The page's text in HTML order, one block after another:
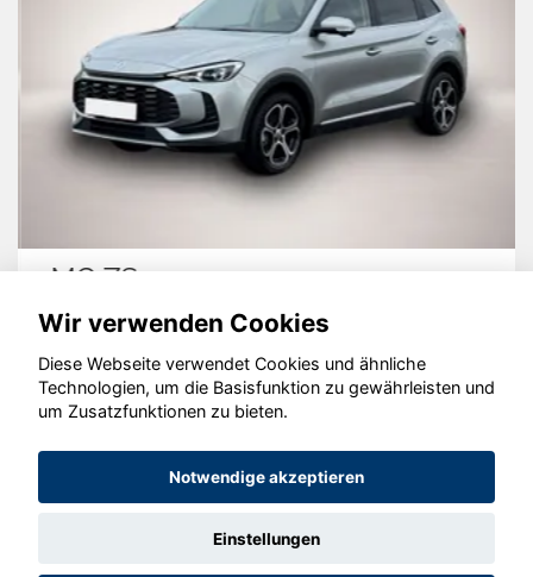
MG ZS
© konjunkturmotor.de GmbH 2020 - 2026
Wir verwenden Cookies
Diese Webseite verwendet Cookies und ähnliche
Technologien, um die Basisfunktion zu gewährleisten und
um Zusatzfunktionen zu bieten.
Notwendige akzeptieren
Einstellungen